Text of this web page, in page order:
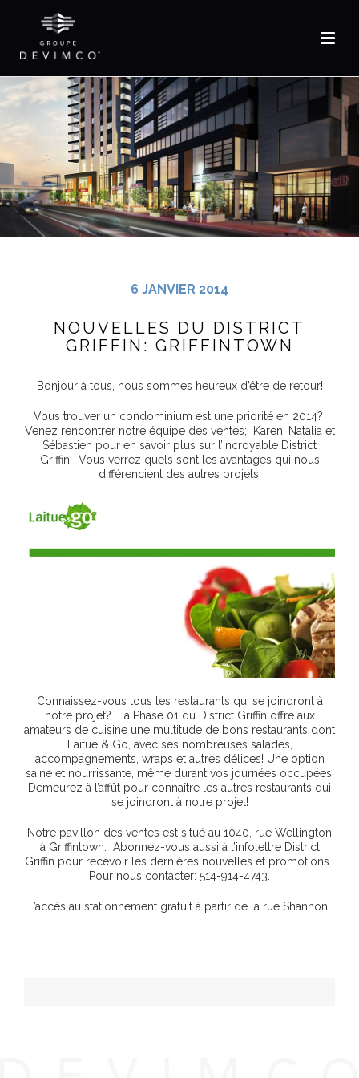
EN
6 JANVIER 2014
NOUVELLES DU DISTRICT
GRIFFIN: GRIFFINTOWN
Bonjour à tous, nous sommes heureux d’être de retour!
Vous trouver un condominium est une priorité en 2014?
Venez rencontrer notre équipe des ventes; Karen, Natalia et
Sébastien pour en savoir plus sur l’incroyable District
Griffin. Vous verrez quels sont les avantages qui nous
différencient des autres projets.
Connaissez-vous tous les restaurants qui se joindront à
notre projet? La Phase 01 du District Griffin offre aux
amateurs de cuisine une multitude de bons restaurants dont
Laitue & Go, avec ses nombreuses salades,
accompagnements, wraps et autres délices! Une option
saine et nourrissante, même durant vos journées occupées!
Demeurez à l’affût pour connaître les autres restaurants qui
se joindront à notre projet!
Notre pavillon des ventes est situé au 1040, rue Wellington
à Griffintown. Abonnez-vous aussi à l’infolettre District
Griffin pour recevoir les dernières nouvelles et promotions.
Pour nous contacter: 514-914-4743.
L’accès au stationnement gratuit à partir de la rue Shannon.